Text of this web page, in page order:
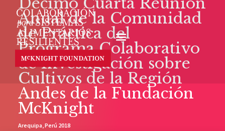
Anual de la Comunidad
de Práctica del
Programa Colaborativo
de Investigación sobre
Cultivos de la Región
Andes de la Fundación
McKnight
Arequipa, Perú 2018